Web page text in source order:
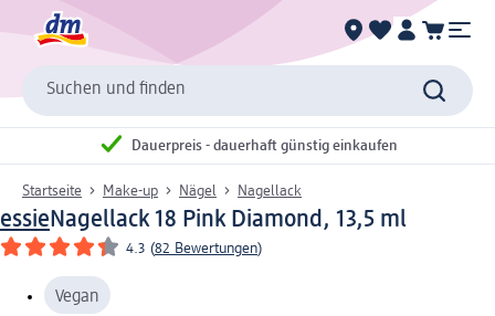
Suchen und finden
Dauerpreis - dauerhaft günstig einkaufen
Startseite Make-up Nägel Nagellack
essieNagellack 18 Pink Diamond, 13,5 ml
4.3 (82 Bewertungen)
Vegan